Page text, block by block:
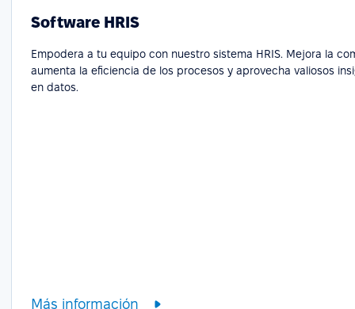
Software HRIS
Empodera a tu equipo con nuestro sistema HRIS. Mejora la
aumenta la eficiencia de los procesos y aprovecha valiosos
en datos.
Más información